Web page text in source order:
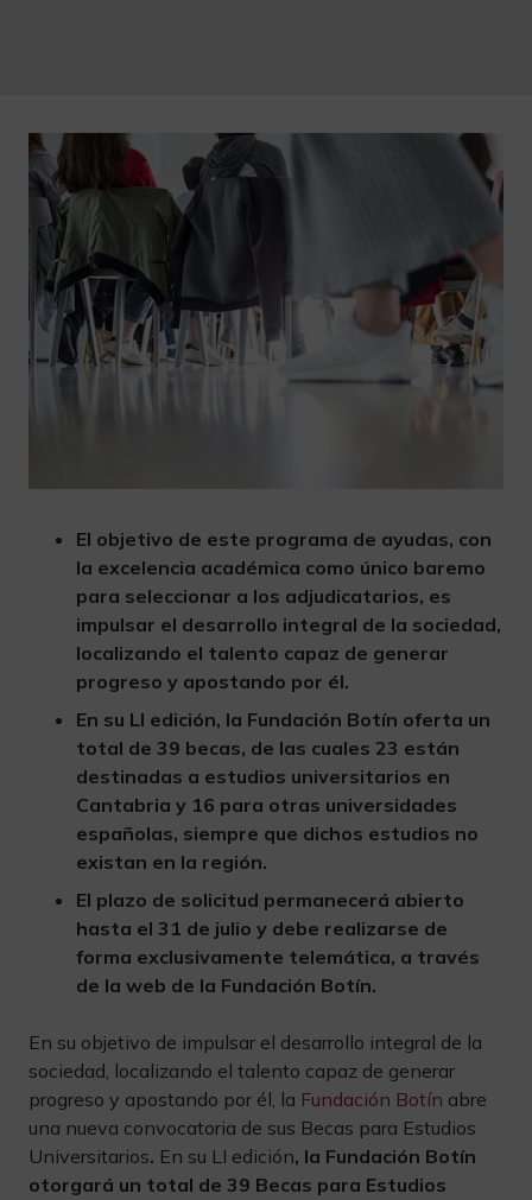
El objetivo de este programa de ayudas, con
la excelencia académica como único baremo
para seleccionar a los adjudicatarios, es
impulsar el desarrollo integral de la sociedad,
localizando el talento capaz de generar
progreso y apostando por él.
En su LI edición, la Fundación Botín oferta un
total de 39 becas, de las cuales 23 están
destinadas a estudios universitarios en
Cantabria y 16 para otras universidades
españolas, siempre que dichos estudios no
existan en la región.
El plazo de solicitud permanecerá abierto
hasta el 31 de julio y debe realizarse de
forma exclusivamente telemática, a través
de la web de la Fundación Botín.
En su objetivo de impulsar el desarrollo integral de la
sociedad, localizando el talento capaz de generar
progreso y apostando por él, la Fundación Botín abre
una nueva convocatoria de sus Becas para Estudios
Universitarios. En su LI edición, la Fundación Botín
otorgará un total de 39 Becas para Estudios